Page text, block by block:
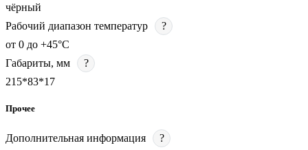
чёрный
Рабочий диапазон температур
?
от 0 до +45°С
Габариты, мм
?
215*83*17
Прочее
Дополнительная информация
?